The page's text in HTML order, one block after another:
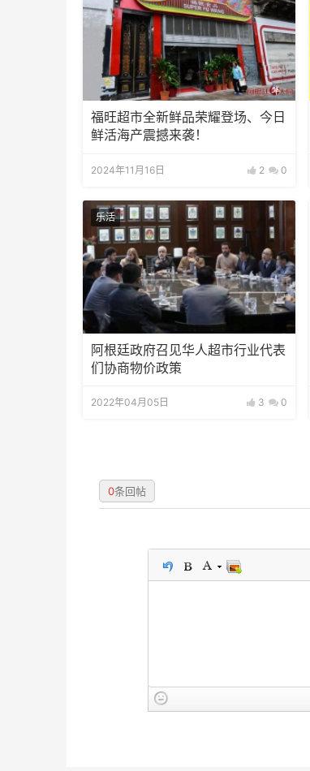
福旺超市全新鲜品荣耀登场、今日
鲜活海产震撼来袭！
2024年11月16日 2 0
乐活
阿根廷政府召见华人超市行业代表
们协商物价政策
2022年04月05日 3 0
0条回帖